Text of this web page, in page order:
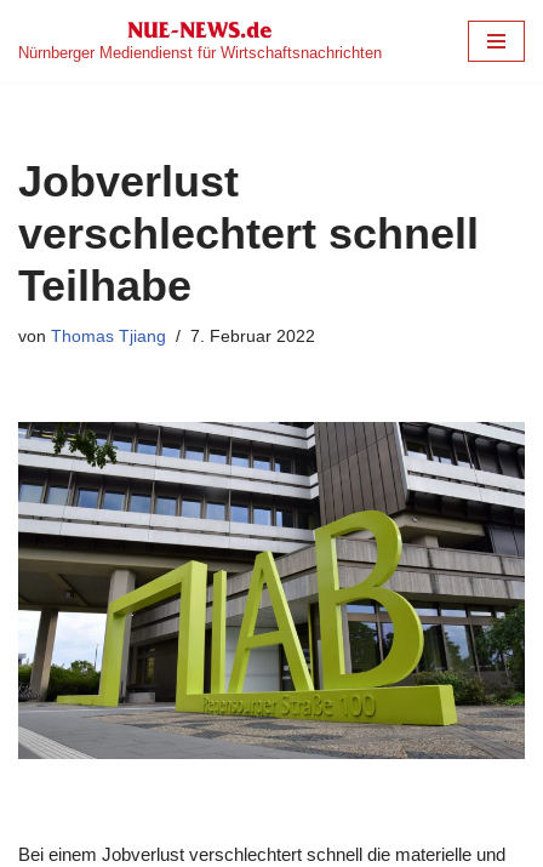
Zum
Nürnberger Mediendienst für Wirtschaftsnachrichten
Jobverlust
verschlechtert schnell
Teilhabe
von Thomas Tjiang 7. Februar 2022
Bei einem Jobverlust verschlechtert schnell die materielle und